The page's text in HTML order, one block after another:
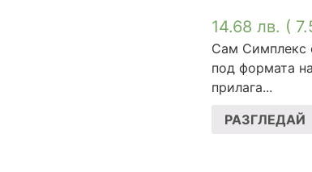
14.68 лв. (
Сам Симплекс
под формата
прилага...
РАЗГЛЕДАЙ